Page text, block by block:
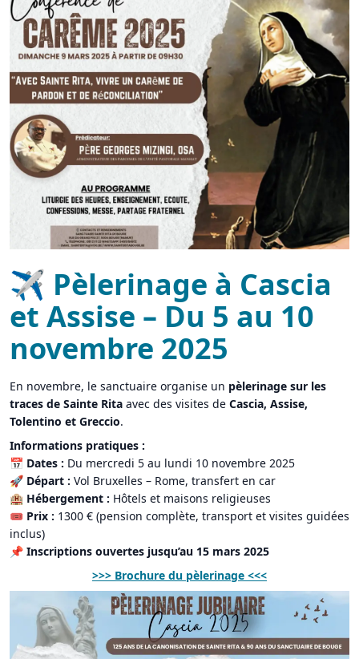
✈ Pèlerinage à Cascia
et Assise – Du 5 au 10
novembre 2025
En novembre, le sanctuaire organise un pèlerinage sur les
traces de Sainte Rita avec des visites de Cascia, Assise,
Tolentino et Greccio.
Informations pratiques :
📅 Dates : Du mercredi 5 au lundi 10 novembre 2025
🚀 Départ : Vol Bruxelles – Rome, transfert en car
🏨 Hébergement : Hôtels et maisons religieuses
🎟 Prix : 1300 € (pension complète, transport et visites guidées
inclus)
📌 Inscriptions ouvertes jusqu’au 15 mars 2025
>>> Brochure du pèlerinage <<<